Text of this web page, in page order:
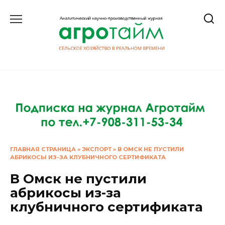
ГЛАВНАЯ СТРАНИЦА » ЭКСПОРТ» В ОМСК НЕ ПУСТИЛИ
АБРИКОСЫ ИЗ-ЗА КЛУБНИЧНОГО СЕРТИФИКАТА
В Омск не пустили
абрикосы из-за
клубничного сертификата